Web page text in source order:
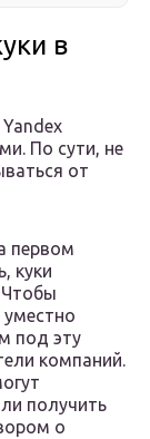
в
По сути, не
от
первом
куки
Чтобы
уместно
под эту
компаний.
получить
о